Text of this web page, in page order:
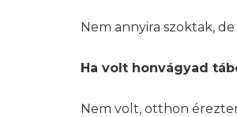
Nem annyira szoktak,
Ha volt honvágyad
Nem volt, otthon